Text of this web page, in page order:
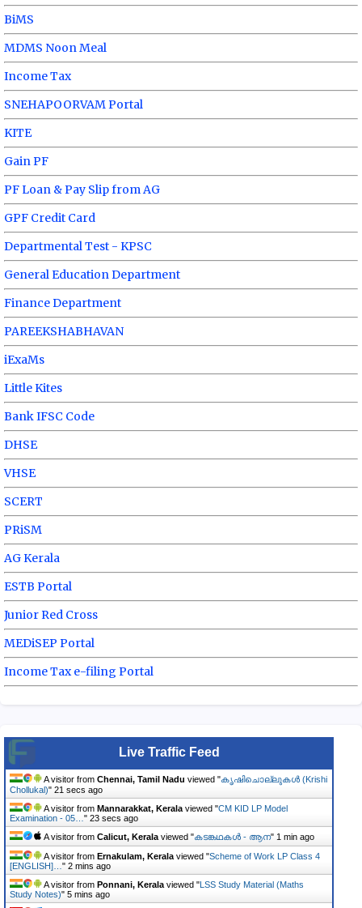
BiMS
MDMS Noon Meal
Income Tax
SNEHAPOORVAM Portal
KITE
Gain PF
PF Loan & Pay Slip from AG
GPF Credit Card
Departmental Test - KPSC
General Education Department
Finance Department
PAREEKSHABHAVAN
iExaMs
Little Kites
Bank IFSC Code
DHSE
VHSE
SCERT
PRiSM
AG Kerala
ESTB Portal
Junior Red Cross
MEDiSEP Portal
Income Tax e-filing Portal
Live Traffic Feed
A visitor from Chennai, Tamil Nadu viewed "കൃഷിചൊല്ലുകൾ (Krishi
Chollukal)" 22 secs ago
A visitor from Mannarakkat, Kerala viewed "CM KID LP Model
Examination - 05… " 24 secs ago
A visitor from Calicut, Kerala viewed "കടങ്കഥകൾ - ആന" 1 min ago
A visitor from Ernakulam, Kerala viewed "Scheme of Work LP Class 4
[ENGLISH]… " 3 mins ago
A visitor from Ponnani, Kerala viewed "LSS Study Material (Maths
Study Notes)" 5 mins ago